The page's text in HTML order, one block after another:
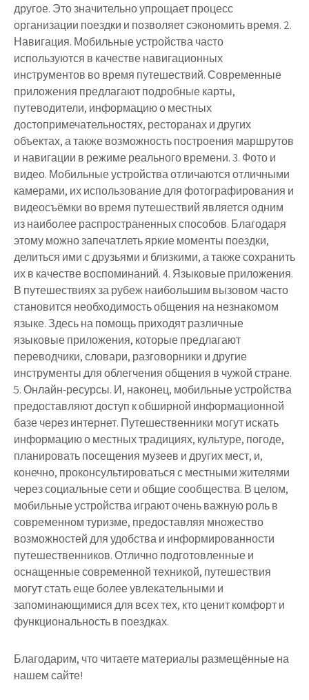
другое. Это значительно упрощает процесс
организации поездки и позволяет сэкономить время. 2.
Навигация. Мобильные устройства часто
используются в качестве навигационных
инструментов во время путешествий. Современные
приложения предлагают подробные карты,
путеводители, информацию о местных
достопримечательностях, ресторанах и других
объектах, а также возможность построения маршрутов
и навигации в режиме реального времени. 3. Фото и
видео. Мобильные устройства отличаются отличными
камерами, их использование для фотографирования и
видеосъёмки во время путешествий является одним
из наиболее распространенных способов. Благодаря
этому можно запечатлеть яркие моменты поездки,
делиться ими с друзьями и близкими, а также сохранить
их в качестве воспоминаний. 4. Языковые приложения.
В путешествиях за рубеж наибольшим вызовом часто
становится необходимость общения на незнакомом
языке. Здесь на помощь приходят различные
языковые приложения, которые предлагают
переводчики, словари, разговорники и другие
инструменты для облегчения общения в чужой стране.
5. Онлайн-ресурсы. И, наконец, мобильные устройства
предоставляют доступ к обширной информационной
базе через интернет. Путешественники могут искать
информацию о местных традициях, культуре, погоде,
планировать посещения музеев и других мест, и,
конечно, проконсультироваться с местными жителями
через социальные сети и общие сообщества. В целом,
мобильные устройства играют очень важную роль в
современном туризме, предоставляя множество
возможностей для удобства и информированности
путешественников. Отлично подготовленные и
оснащенные современной техникой, путешествия
могут стать еще более увлекательными и
запоминающимися для всех тех, кто ценит комфорт и
функциональность в поездках.
Благодарим, что читаете материалы размещённые на
нашем сайте!